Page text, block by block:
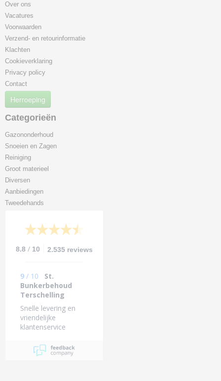
Over ons
Vacatures
Voorwaarden
Verzend- en retourinformatie
Klachten
Cookieverklaring
Privacy policy
Contact
Herroeping
Categorieën
Gazononderhoud
Snoeien en Zagen
Reiniging
Groot materieel
Diversen
Aanbiedingen
Tweedehands
8.8 / 10 2.535 reviews
9 / 10
St.
Bunkerbehoud
Terschelling
Snelle levering en
vriendelijke
klantenservice